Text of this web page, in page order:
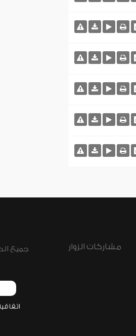
مشاركات الزوار